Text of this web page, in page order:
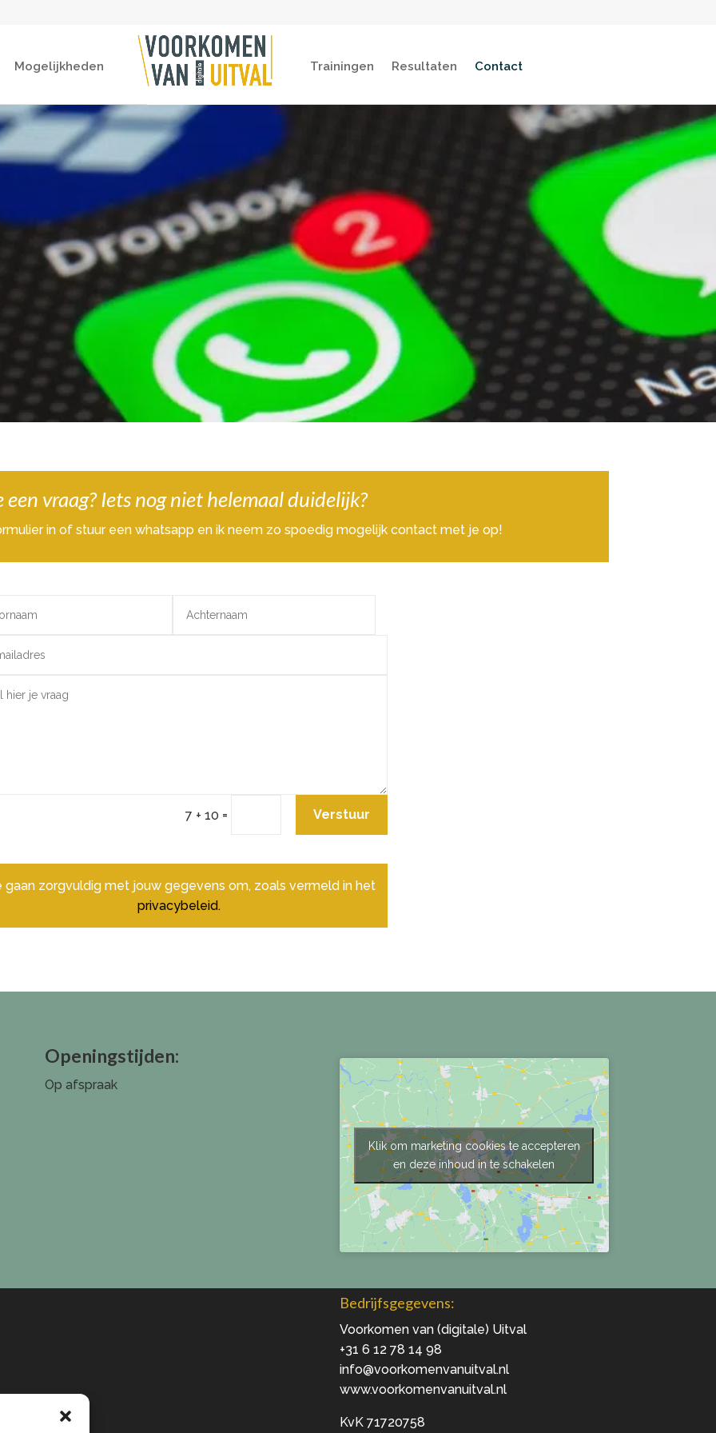
Mogelijkheden Trainingen Resultaten Contact
een vraag? Iets nog niet helemaal duidelijk?
in of stuur een whatsapp en ik neem zo spoedig mogelijk contact met je op!
7 + 10 = Verstuur
gaan zorgvuldig met jouw gegevens om, zoals vermeld in het
privacybeleid.
Openingstijden:
Op afspraak
Klik om marketing cookies te accepteren
en deze inhoud in te schakelen
Bedrijfsgegevens:
Voorkomen van (digitale) Uitval
+31 6 12 78 14 98
info@voorkomenvanuitval.nl
www.voorkomenvanuitval.nl
KvK 71720758